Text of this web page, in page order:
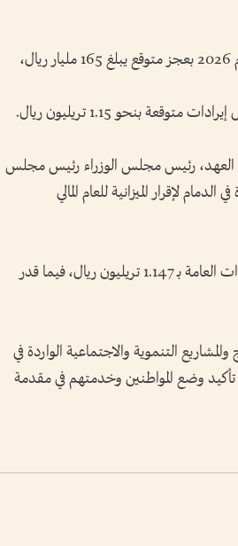
اعتمدت المملكة العربية السعودية، اليوم الثلاثاء، ميزانية عام 2026 بعجز متوقع يبلغ 165 مليار ريال،
العهد، رئيس مجلس الوزراء رئيس مجلس
لإقرار الميزانية للعام المالي
وأقر المجلس النفقات العامة بمبلغ 1.31 تريليون ريال، والإيرادات العامة بـ 1.147 تريليون ريال، فيما قدر
التنموية والاجتماعية الواردة في
بما يدعم تحقيق مستهدفات رؤية المملكة 2030، مع تأكيد وضع المواطنين وخدمتهم في مقدمة